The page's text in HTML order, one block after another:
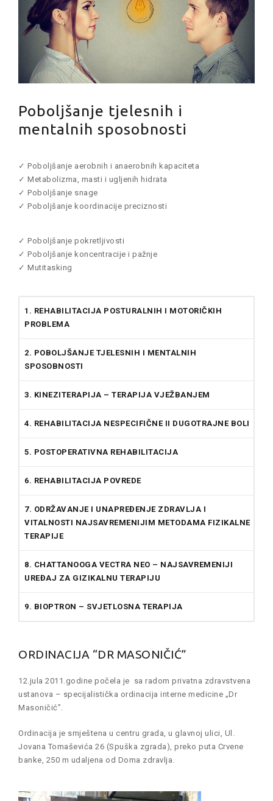
Poboljšanje tjelesnih i
mentalnih sposobnosti
✓ Poboljšanje aerobnih i anaerobnih kapaciteta
✓ Metabolizma, masti i ugljenih hidrata
✓ Poboljšanje snage
✓ Poboljšanje koordinacije preciznosti
✓ Poboljšanje pokretljivosti
✓ Poboljšanje koncentracije i pažnje
✓ Mutitasking
1. REHABILITACIJA POSTURALNIH I MOTORIČKIH
PROBLEMA
2. POBOLJŠANJE TJELESNIH I MENTALNIH
SPOSOBNOSTI
3. KINEZITERAPIJA – TERAPIJA VJEŽBANJEM
4. REHABILITACIJA NESPECIFIČNE II DUGOTRAJNE BOLI
5. POSTOPERATIVNA REHABILITACIJA
6. REHABILITACIJA POVREDE
7. ODRŽAVANJE I UNAPREĐENJE ZDRAVLJA I
VITALNOSTI NAJSAVREMENIJIM METODAMA FIZIKALNE
TERAPIJE
8. CHATTANOOGA VECTRA NEO – NAJSAVREMENIJI
UREĐAJ ZA GIZIKALNU TERAPIJU
9. BIOPTRON – SVJETLOSNA TERAPIJA
ORDINACIJA “DR MASONIČIĆ”
12.jula 2011.godine počela je sa radom privatna zdravstvena
ustanova – specijalistička ordinacija interne medicine „Dr
Masoničić”.
Ordinacija je smještena u centru grada, u glavnoj ulici, Ul.
Jovana Tomaševića 26 (Spuška zgrada), preko puta Crvene
banke, 250 m udaljena od Doma zdravlja.